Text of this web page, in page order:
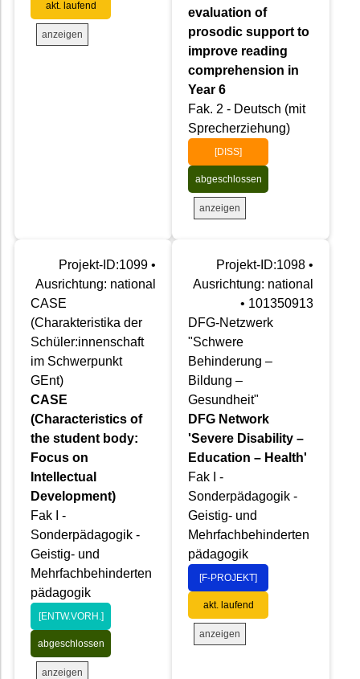
akt. laufend
anzeigen
evaluation of
prosodic support to
improve reading
comprehension in
Year 6
Fak. 2 - Deutsch (mit
Sprecherziehung)
[DISS]
abgeschlossen
anzeigen
Projekt-ID:1099 •
Ausrichtung: national
CASE
(Charakteristika der
Schüler:innenschaft
im Schwerpunkt
GEnt)
CASE
(Characteristics of
the student body:
Focus on
Intellectual
Development)
Fak I -
Sonderpädagogik -
Geistig- und
Mehrfachbehinderten
pädagogik
[ENTW.VORH.]
abgeschlossen
anzeigen
Projekt-ID:1098 •
Ausrichtung: national
• 101350913
DFG-Netzwerk
"Schwere
Behinderung –
Bildung –
Gesundheit"
DFG Network
'Severe Disability –
Education – Health'
Fak I -
Sonderpädagogik -
Geistig- und
Mehrfachbehinderten
pädagogik
[F-PROJEKT]
akt. laufend
anzeigen